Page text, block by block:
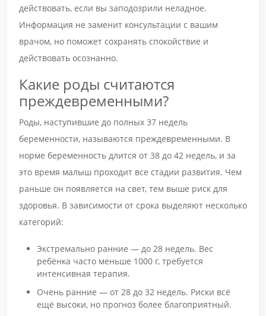
действовать, если вы заподозрили неладное.
Информация не заменит консультации с вашим
врачом, но поможет сохранять спокойствие и
действовать осознанно.
Какие роды считаются
преждевременными?
Роды, наступившие до полных 37 недель
беременности, называются преждевременными. В
норме беременность длится от 38 до 42 недель, и за
это время малыш проходит все стадии развития. Чем
раньше он появляется на свет, тем выше риск для
здоровья. В зависимости от срока выделяют несколько
категорий:
Экстремально ранние — до 28 недель. Вес
ребёнка часто меньше 1000 г, требуется
интенсивная терапия.
Очень ранние — от 28 до 32 недель. Риски всё
ещё высоки, но прогноз более благоприятный.